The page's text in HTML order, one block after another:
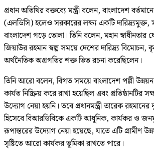
প্রধান অতিথির বক্তব্যে মন্ত্রী বলেন, বাংলাদেশ
(এলডিসি) হলেও সরকারের লক্ষ্য একটি
বাংলাদেশ গড়ে তোলা। তিনি বলেন, মহান স্বাধীনতার
জিয়াউর রহমান স্বল্প সময়ে দেশের দারিদ্র্য বিমোচন,
অর্থনৈতিক অগ্রগতির শক্ত ভিত রচনা করেছিলেন।
তিনি আরো বলেন, বিগত সময়ে বাংলাদেশ পল্লী
কার্যত নিষ্ক্রিয় করে রাখা হয়েছিল এবং প্রতিষ্ঠানটির
উদ্যোগ নেয়া হয়নি। তবে প্রধানমন্ত্রী তারেক
হিসেবে বিআরডিবিকে একটি আধুনিক, কার্যকর ও
রূপান্তরের উদ্যোগ নেয়া হয়েছে, যাতে এটি গ্রামীণ
সৃষ্টিতে আরো কার্যকর ভূমিকা রাখতে পারে।